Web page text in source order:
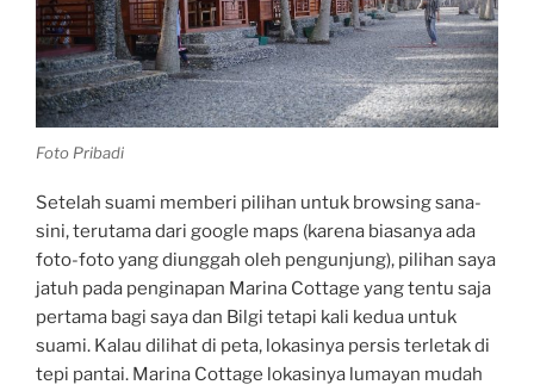
Foto Pribadi
Setelah suami memberi pilihan untuk browsing sana-
sini, terutama dari google maps (karena biasanya ada
foto-foto yang diunggah oleh pengunjung), pilihan saya
jatuh pada penginapan Marina Cottage yang tentu saja
pertama bagi saya dan Bilgi tetapi kali kedua untuk
suami. Kalau dilihat di peta, lokasinya persis terletak di
tepi pantai. Marina Cottage lokasinya lumayan mudah